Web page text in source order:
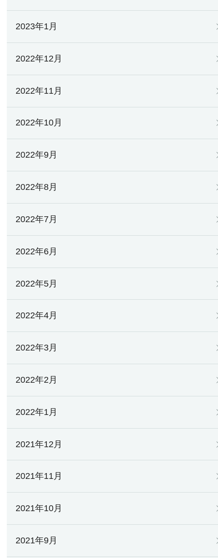
2023年1月
2022年12月
2022年11月
2022年10月
2022年9月
2022年8月
2022年7月
2022年6月
2022年5月
2022年4月
2022年3月
2022年2月
2022年1月
2021年12月
2021年11月
2021年10月
2021年9月